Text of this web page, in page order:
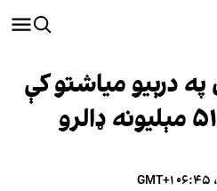
په درېیو میاشتو کې
افغانستان ته د ۵۱۰ مېلیونه ډالرو